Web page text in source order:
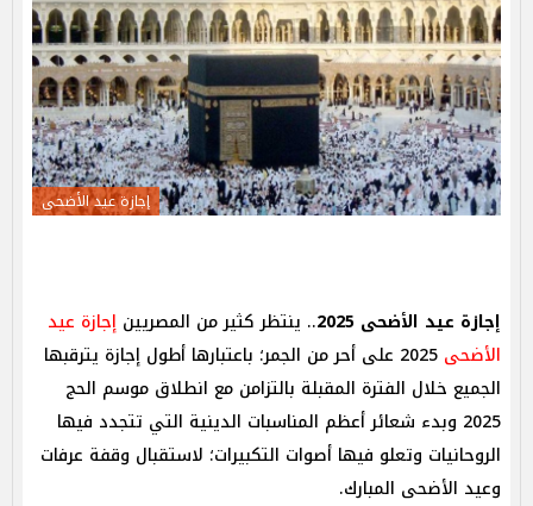
إجازة عيد الأضحى
إجازة عيد الأضحى 2025 .. ينتظر كثير من المصريين إجازة عيد
الأضحى
2025 على أحر من الجمر؛ باعتبارها أطول إجازة يترقبها
الجميع خلال الفترة المقبلة بالتزامن مع انطلاق موسم الحج
2025 وبدء شعائر أعظم المناسبات الدينية التي تتجدد فيها
الروحانيات وتعلو فيها أصوات التكبيرات؛ لاستقبال وقفة عرفات
وعيد الأضحى المبارك.